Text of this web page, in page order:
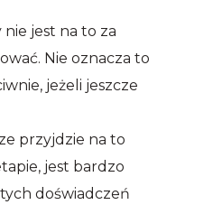
jest na to za
Nie oznacza to
jeżeli jeszcze
przyjdzie na to
jest bardzo
doświadczeń